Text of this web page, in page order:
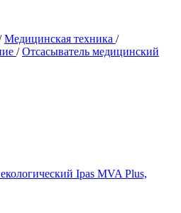
Медицинская техника /
/ Отсасыватель медицинский
Ipas MVA Plus,